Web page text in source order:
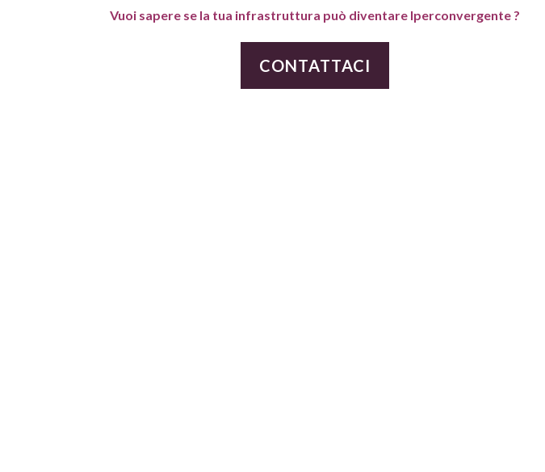
Vuoi sapere se la tua infrastruttura può diventare Iperconvergente ?
CONTATTACI